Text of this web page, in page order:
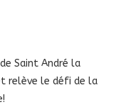
Saint André la
relève le défi de la